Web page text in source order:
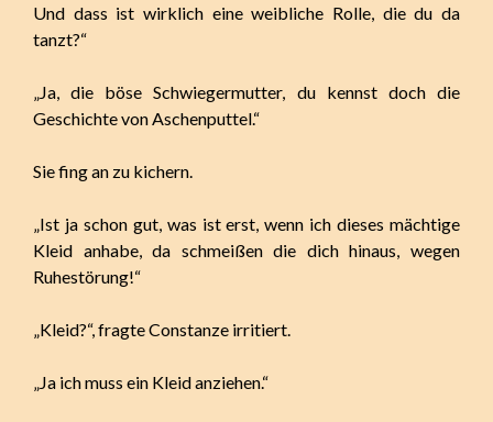
Und dass ist wirklich eine weibliche Rolle, die du da
tanzt?“
„Ja, die böse Schwiegermutter, du kennst doch die
Geschichte von Aschenputtel.“
Sie fing an zu kichern.
„Ist ja schon gut, was ist erst, wenn ich dieses mächtige
Kleid anhabe, da schmeißen die dich hinaus, wegen
Ruhestörung!“
„Kleid?“, fragte Constanze irritiert.
„Ja ich muss ein Kleid anziehen.“